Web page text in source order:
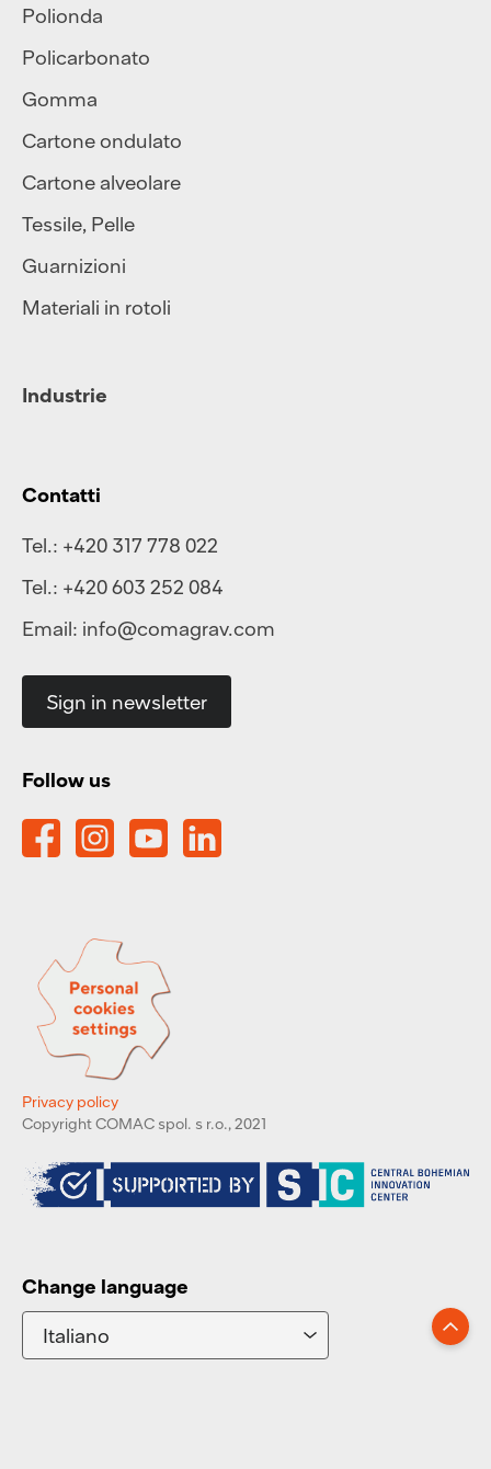
Polionda
Policarbonato
Gomma
Cartone ondulato
Cartone alveolare
Tessile, Pelle
Guarnizioni
Materiali in rotoli
Industrie
Contatti
Tel.: +420 317 778 022
Tel.: +420 603 252 084
Email: info@comagrav.com
Sign in newsletter
Follow us
Privacy policy
Copyright COMAC spol. s r.o., 2021
Change language
Go up